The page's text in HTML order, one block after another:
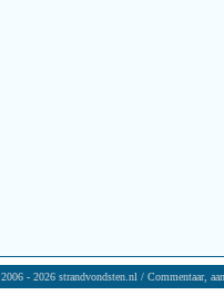
2006 - 2026 strandvondsten.nl / Commentaar,